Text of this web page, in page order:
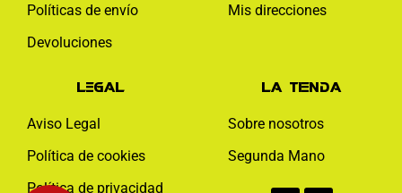
Políticas de envío
Devoluciones
Mis direcciones
Legal
Aviso Legal
Política de cookies
Política de privacidad
La tienda
Sobre nosotros
Segunda Mano